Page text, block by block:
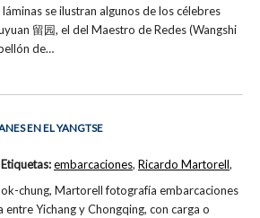
se ilustran algunos de los célebres
留园, el del Maestro de Redes (Wangshi
de…
EN EL YANGTSE
chung, Martorell fotografía embarcaciones
entre Yichang y Chongqing, con carga o
Etiquetas:embarcaciones, Ricardo Martorell,